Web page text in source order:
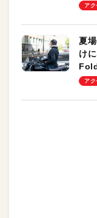
ーも
アク
夏
け
却アク